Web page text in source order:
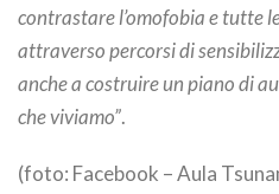
contrastare l’omofobia e tutte
attraverso percorsi di
anche a costruire un piano di
che viviamo”.
(foto: Facebook – Aula